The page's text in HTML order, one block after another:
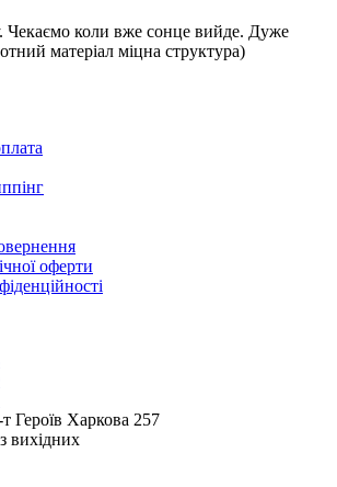
Чекаємо коли вже сонце вийде. Дуже
матеріал міцна структура)
оферти
Героїв Харкова 257
вихідних